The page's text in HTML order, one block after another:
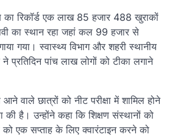
रिकॉर्ड एक लाख 85 हजार 488 खुराकों
का स्थान रहा जहां कल 99 हजार से
गया। स्वास्थ्य विभाग और शहरी स्थानीय
प्रतिदिन पांच लाख लोगों को टीका लगाने
वाले छात्रों को नीट परीक्षा में शामिल होने
है। उन्होंने कहा कि शिक्षण संस्थानों को
एक सप्ताह के लिए क्वारंटाइन करने को